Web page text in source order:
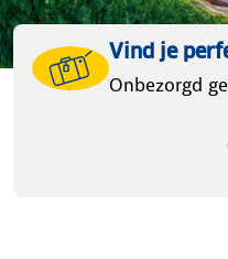
Vind je
Onbezorgd